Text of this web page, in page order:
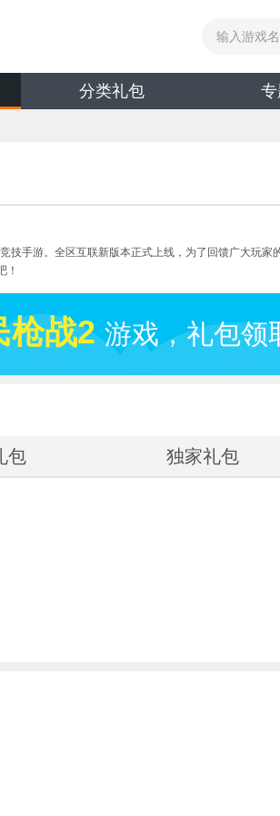
分类礼包
技手游。全区互联新版本正式上线，为了回馈广大玩
！
枪战2 游戏，礼包领
包 独家礼包